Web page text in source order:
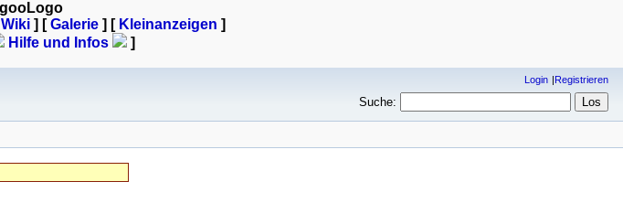
Wiki ] [Galerie ] [ Kleinanzeigen ]
Hilfe und Infos ]
Login Registrieren
Suche: